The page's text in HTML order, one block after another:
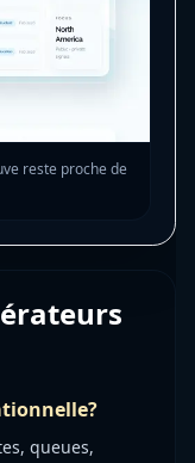
reste proche de
queues,